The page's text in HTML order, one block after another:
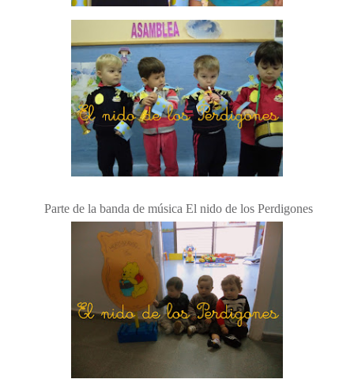
Parte de la banda de música El nido de los Perdigones